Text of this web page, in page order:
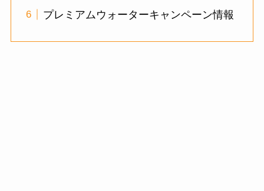
プレミアムウォーターキャンペーン情報